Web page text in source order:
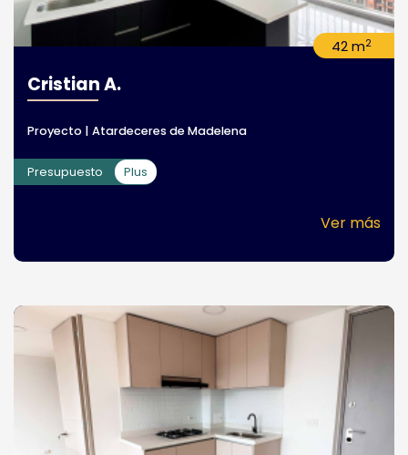
42 m2
Cristian A.
Proyecto | Atardeceres de Madelena
Presupuesto Plus
Ver más